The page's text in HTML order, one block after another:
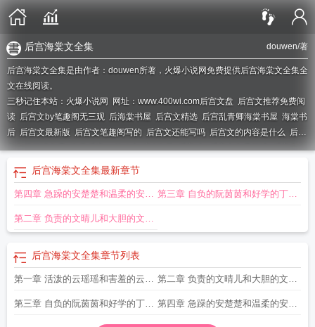
douwen/著
后宫海棠文全集
后宫海棠文全集是由作者：douwen所著，火爆小说网免费提供后宫海棠文全集全
文在线阅读。
三秒记住本站：火爆小说网 网址：www.400wi.com后宫文盘 后宫文推荐免费阅
读 后宫文by笔趣阁无三观 后海棠书屋 后宫文精选 后宫乱青卿海棠书屋 海棠书
后 后宫文最新版 后宫文笔趣阁写的 后宫文还能写吗 后宫文的内容是什么 后宫
文在线阅读免费海棠后宫np总攻文宫2海棠后宫 文后宫文免费阅读后宫文txt
后宫文笔趣阁热门 后宫文指的是
主 海棠后宫
后宫海棠文全集最新章节
第四章 急躁的安楚楚和温柔的安灵
灵
第三章 自负的阮茵茵和好学的丁秋
第二章 负责的文晴儿和大胆的文小
后宫海棠文全集章节列表
第一章 活泼的云瑶瑶和害羞的云珂
珂
第二章 负责的文晴儿和大胆的文小
雅
第三章 自负的阮茵茵和好学的丁秋 第四章 急躁的安楚楚和温柔的安灵